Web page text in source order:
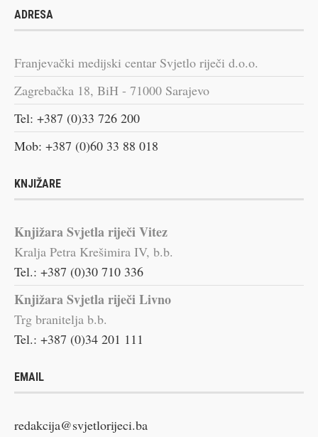
ADRESA
Franjevački medijski centar Svjetlo riječi d.o.o.
Zagrebačka 18, BiH - 71000 Sarajevo
Tel: +387 (0)33 726 200
Mob: +387 (0)60 33 88 018
KNJIŽARE
Knjižara Svjetla riječi Vitez
Kralja Petra Krešimira IV, b.b.
Tel.: +387 (0)30 710 336
Knjižara Svjetla riječi Livno
Trg branitelja b.b.
Tel.: +387 (0)34 201 111
EMAIL
redakcija@svjetlorijeci.ba